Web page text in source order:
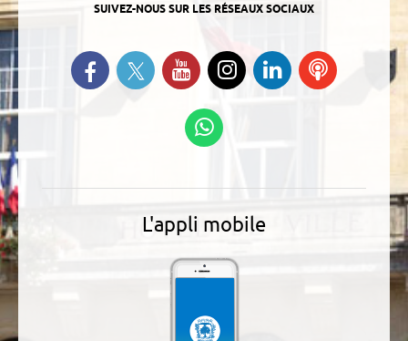
SUIVEZ-NOUS SUR LES RÉSEAUX SOCIAUX
Retrouvez-nous sur Facebook
Suivez-nous sur Twitter
Suivez-nous sur YouTube
Suivez-nous sur
Instagram
Retrouvez-
nous sur
Ecoutez
L'appli mobile